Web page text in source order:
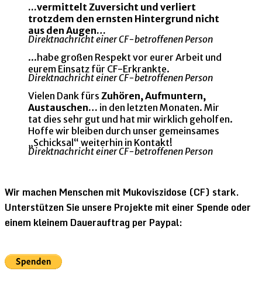
...vermittelt Zuversicht und verliert
trotzdem den ernsten Hintergrund nicht
aus den Augen…
Direktnachricht einer CF-betroffenen Person
...habe großen Respekt vor eurer Arbeit und
eurem Einsatz für CF-Erkrankte.
Direktnachricht einer CF-betroffenen Person
Vielen Dank fürs Zuhören, Aufmuntern,
Austauschen… in den letzten Monaten. Mir
tat dies sehr gut und hat mir wirklich geholfen.
Hoffe wir bleiben durch unser gemeinsames
„Schicksal“ weiterhin in Kontakt!
Direktnachricht einer CF-betroffenen Person
Wir machen Menschen mit Mukoviszidose (CF) stark.
Unterstützen Sie unsere Projekte mit einer Spende oder
einem kleinem Dauerauftrag per Paypal: